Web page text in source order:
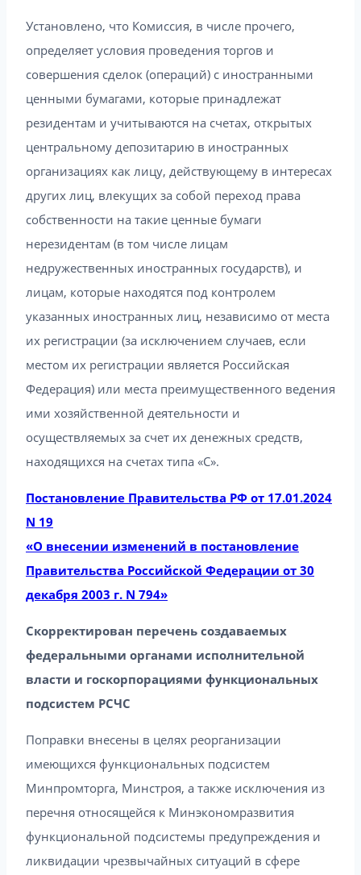
Установлено, что Комиссия, в числе прочего,
определяет условия проведения торгов и
совершения сделок (операций) с иностранными
ценными бумагами, которые принадлежат
резидентам и учитываются на счетах, открытых
центральному депозитарию в иностранных
организациях как лицу, действующему в интересах
других лиц, влекущих за собой переход права
собственности на такие ценные бумаги
нерезидентам (в том числе лицам
недружественных иностранных государств), и
лицам, которые находятся под контролем
указанных иностранных лиц, независимо от места
их регистрации (за исключением случаев, если
местом их регистрации является Российская
Федерация) или места преимущественного ведения
ими хозяйственной деятельности и
осуществляемых за счет их денежных средств,
находящихся на счетах типа «С».
Постановление Правительства РФ от 17.01.2024
N 19
«О внесении изменений в постановление
Правительства Российской Федерации от 30
декабря 2003 г. N 794»
Скорректирован перечень создаваемых
федеральными органами исполнительной
власти и госкорпорациями функциональных
подсистем РСЧС
Поправки внесены в целях реорганизации
имеющихся функциональных подсистем
Минпромторга, Минстроя, а также исключения из
перечня относящейся к Минэкономразвития
функциональной подсистемы предупреждения и
ликвидации чрезвычайных ситуаций в сфере